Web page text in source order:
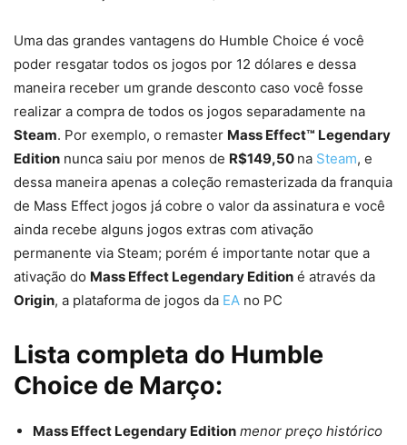
Uma das grandes vantagens do Humble Choice é você
poder resgatar todos os jogos por 12 dólares e dessa
maneira receber um grande desconto caso você fosse
realizar a compra de todos os jogos separadamente na
Steam. Por exemplo, o remaster Mass Effect™ Legendary
Edition nunca saiu por menos de R$149,50 na Steam, e
dessa maneira apenas a coleção remasterizada da franquia
de Mass Effect jogos já cobre o valor da assinatura e você
ainda recebe alguns jogos extras com ativação
permanente via Steam; porém é importante notar que a
ativação do Mass Effect Legendary Edition é através da
Origin, a plataforma de jogos da EA no PC
Lista completa do Humble
Choice de Março:
Mass Effect Legendary Edition menor preço histórico